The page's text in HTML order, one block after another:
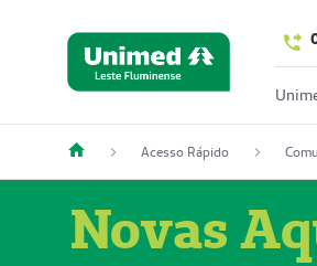
Acesso Rápido
Novas